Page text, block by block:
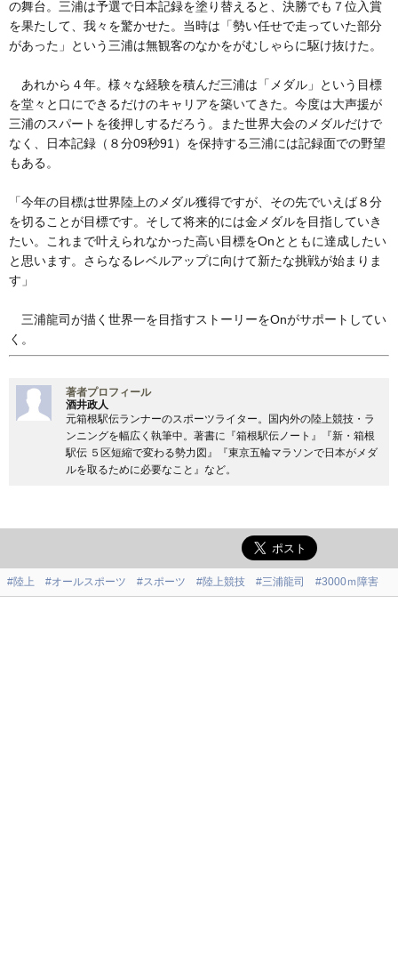
の舞台。三浦は予選で日本記録を塗り替えると、決勝でも７位入賞
を果たして、我々を驚かせた。当時は「勢い任せで走っていた部分
があった」という三浦は無観客のなかをがむしゃらに駆け抜けた。
あれから４年。様々な経験を積んだ三浦は「メダル」という目標
を堂々と口にできるだけのキャリアを築いてきた。今度は大声援が
三浦のスパートを後押しするだろう。また世界大会のメダルだけで
なく、日本記録（８分09秒91）を保持する三浦には記録面での野望
もある。
「今年の目標は世界陸上のメダル獲得ですが、その先でいえば８分
を切ることが目標です。そして将来的には金メダルを目指していき
たい。これまで叶えられなかった高い目標をOnとともに達成したい
と思います。さらなるレベルアップに向けて新たな挑戦が始まりま
す」
三浦龍司が描く世界一を目指すストーリーをOnがサポートしてい
く。
著者プロフィール
酒井政人
元箱根駅伝ランナーのスポーツライター。国内外の陸上競技・ラ
ンニングを幅広く執筆中。著書に『箱根駅伝ノート』『新・箱根
駅伝 ５区短縮で変わる勢力図』『東京五輪マラソンで日本がメダ
ルを取るために必要なこと』など。
#陸上 #オールスポーツ #スポーツ #陸上競技 #三浦龍司 #3000ｍ障害